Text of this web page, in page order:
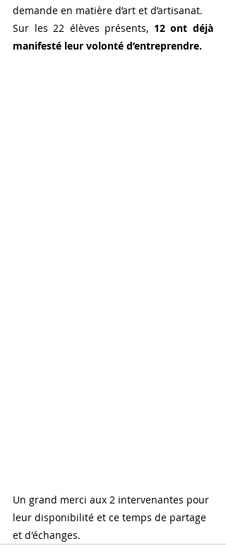
demande en matière d’art et d’artisanat.
Sur les 22 élèves présents, 12 ont déjà
manifesté leur volonté d’entreprendre.
Un grand merci aux 2 intervenantes pour
leur disponibilité et ce temps de partage
et d'échanges.